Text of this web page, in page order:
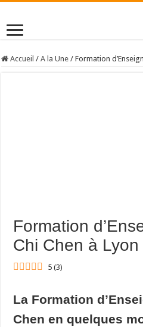
Accueil / A la Une / Formation
Formation
Chi Chen à Lyon
5 (3)
La Formation
Chen en quelques